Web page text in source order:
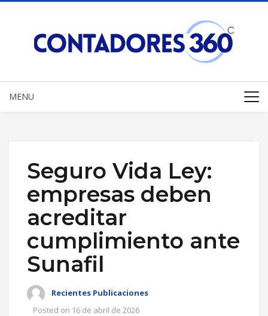
MENU
Seguro Vida Ley:
empresas deben
acreditar
cumplimiento ante
Sunafil
Recientes Publicaciones
Posted on 16 de abril de 2026